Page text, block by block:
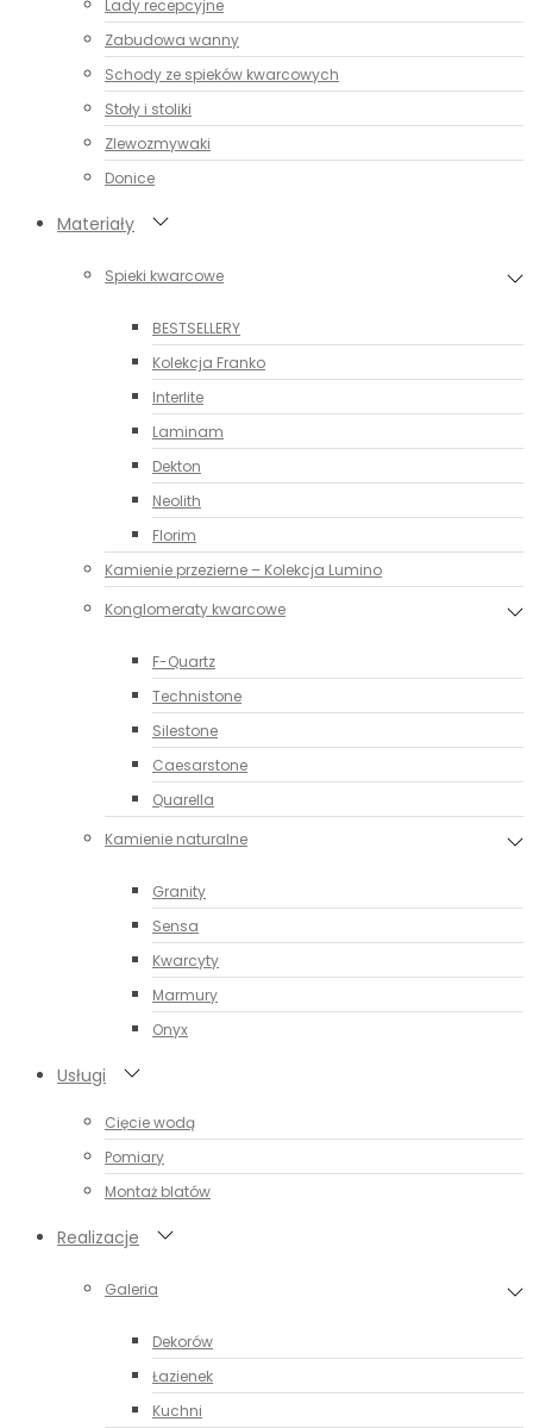
Lady recepcyjne
Zabudowa wanny
Schody ze spieków kwarcowych
Stoły i stoliki
Zlewozmywaki
Donice
Materiały
Spieki kwarcowe
BESTSELLERY
Kolekcja Franko
Interlite
Laminam
Dekton
Neolith
Florim
Kamienie przezierne – Kolekcja Lumino
Konglomeraty kwarcowe
F-Quartz
Technistone
Silestone
Caesarstone
Quarella
Kamienie naturalne
Granity
Sensa
Kwarcyty
Marmury
Onyx
Usługi
Cięcie wodą
Pomiary
Montaż blatów
Realizacje
Galeria
Dekorów
Łazienek
Kuchni